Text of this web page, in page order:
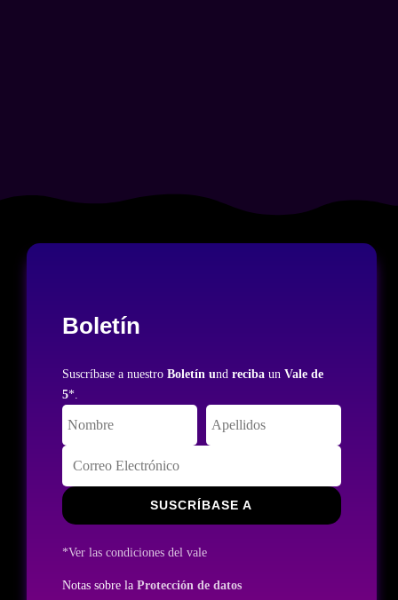
Boletín
Suscríbase a nuestro Boletín und recibaun Vale de
5*.
SUSCRÍBASE A
*Ver las condiciones del vale
Notas sobre la Protección de datos